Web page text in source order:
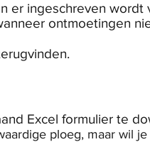
er ingeschreven
ontmoetingen
Excel formulier te
ploeg, maar wil